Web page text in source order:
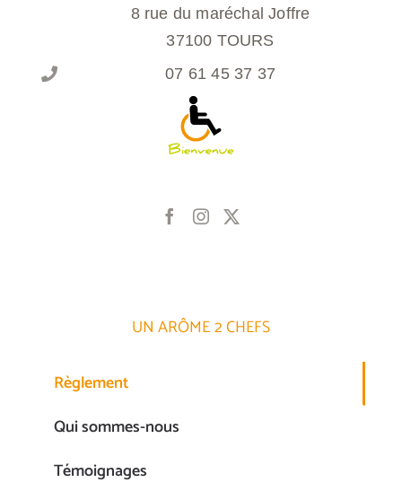
8 rue du maréchal Joffre
37100 TOURS
07 61 45 37 37
UN ARÔME 2 CHEFS
Règlement
Qui sommes-nous
Témoignages